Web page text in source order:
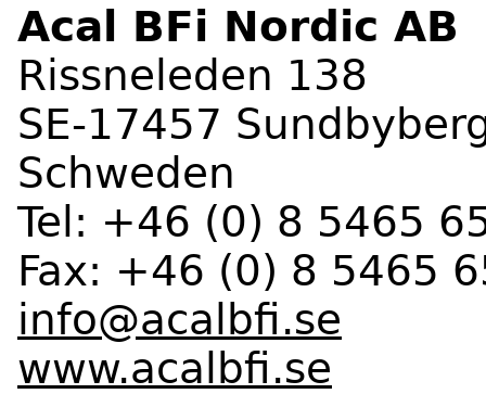
Acal BFi Nordic AB
Rissneleden 138
SE-17457
Schweden
Tel: +46 (0) 8 5465
Fax: +46 (0) 8 5465
info@acalbfi.se
www.acalbfi.se